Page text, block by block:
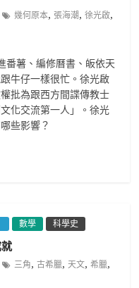
幾何原本,張海潮,徐光啟,
番薯、編修曆書、皈依天
牛仔一樣很忙。徐光啟
批為跟西方間諜傳教士
化交流第一人」。徐光
些影響？
數學 科學史
就
三角,古希臘, 天文,希臘,